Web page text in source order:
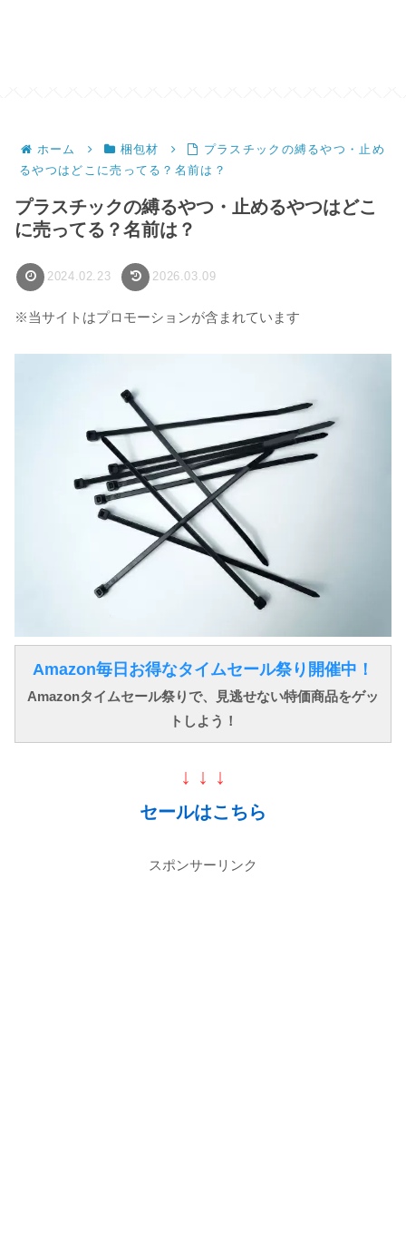
ホーム 梱包材
プラスチックの縛るやつ・止め
るやつはどこに売ってる？名前は？
プラスチックの縛るやつ・止めるやつはどこ
に売ってる？名前は？
2024.02.23 2026.03.09
※当サイトはプロモーションが含まれています
Amazon毎日お得なタイムセール祭り開催中！
Amazonタイムセール祭りで、見逃せない特価商品をゲッ
トしよう！
↓ ↓ ↓
セールはこちら
スポンサーリンク